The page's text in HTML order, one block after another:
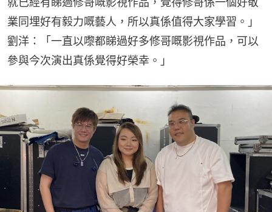
業同埋好有毅力嘅藝人，所以真係值得大家學習。」
劉洋：「一直以嚟都睇過好多修哥嘅影視作品，可以
參與今次演出真係覺得好榮幸。」